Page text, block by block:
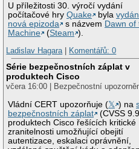
U příležitosti 30. výročí vydání
počítačové hryQuake byla
nová epizoda
s názvem Dawn of
Machine
(Steam ).
Ladislav Hagara| Komentářů: 0
Série bezpečnostních záplat v
produktech Cisco
včera 16:00 | Bezpečnostní
Vládní CERT upozorňuje (𝕏 ) na
bezpečnostních záplat
(CVSS
produktech Cisco řešících kritické
zranitelnosti umožňující obejití
autentizace, eskalaci oprávnění,